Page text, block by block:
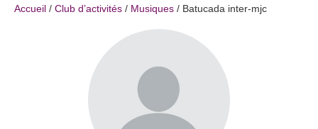
Accueil / Club d’activités / Musiques / Batucada inter-mjc